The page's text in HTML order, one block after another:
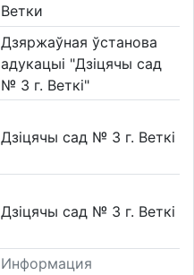
Ветки
Дзяржаўная ўстанова
адукацыі "Дзіцячы сад
№ 3 г. Веткі"
Дзіцячы сад № 3 г. Веткі
Дзіцячы сад № 3 г. Веткі
Информация